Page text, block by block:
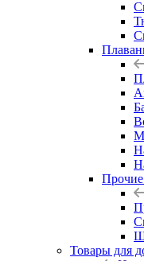
Товары для